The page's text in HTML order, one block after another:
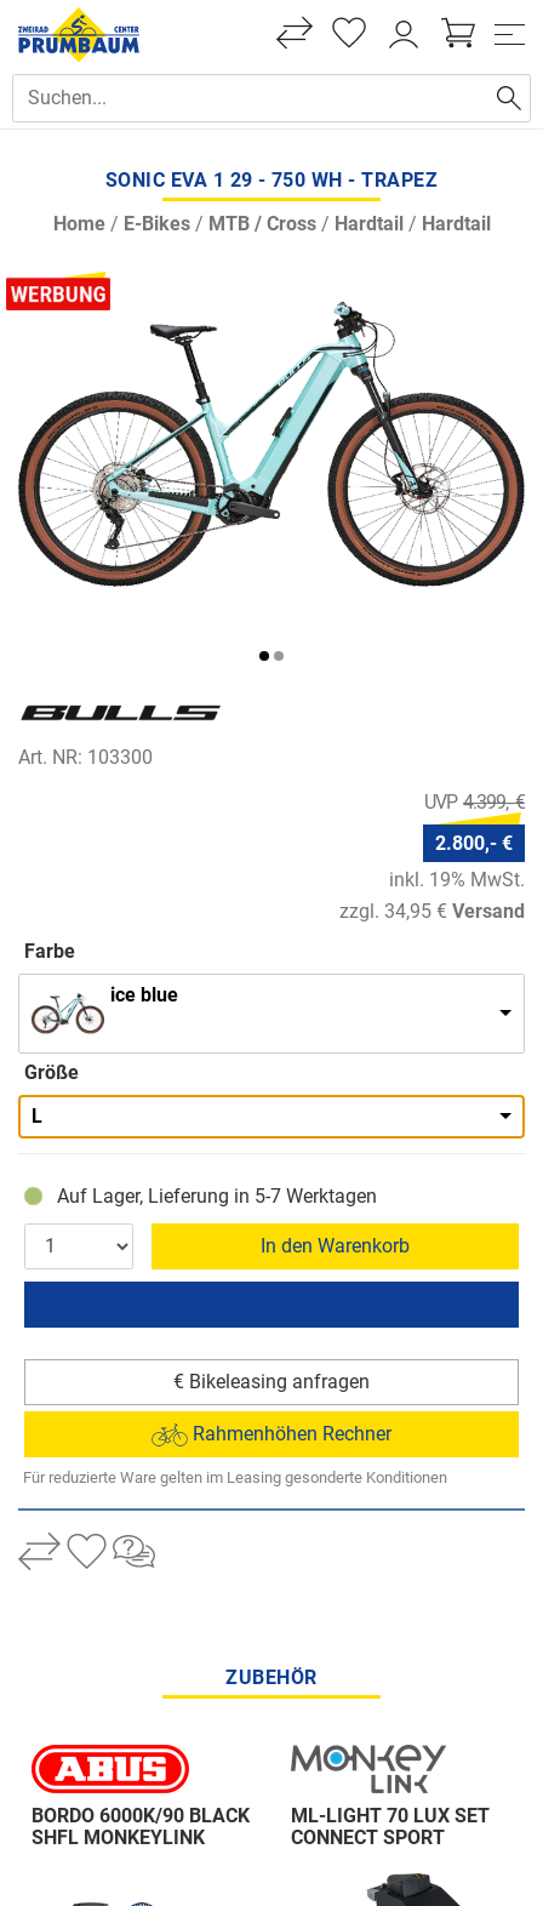
SONIC EVA 1 29 - 750 WH - TRAPEZ
Home/ E-Bikes/ MTB / Cross/ Hardtail/ Hardtail
Art. NR: 103300
4.399,- €
2.800,- €
inkl. 19% MwSt.
zzgl. 34,95 € Versand
Farbe
ice blue
Größe
L
Auf Lager, Lieferung in 5-7 Werktagen
In den Warenkorb
€ Bikeleasing anfragen
Rahmenhöhen Rechner
Für reduzierte Ware gelten im Leasing gesonderte Konditionen
ZUBEHÖR
BORDO 6000K/90 BLACK
SHFL MONKEYLINK
ML-LIGHT 70 LUX SET
CONNECT SPORT